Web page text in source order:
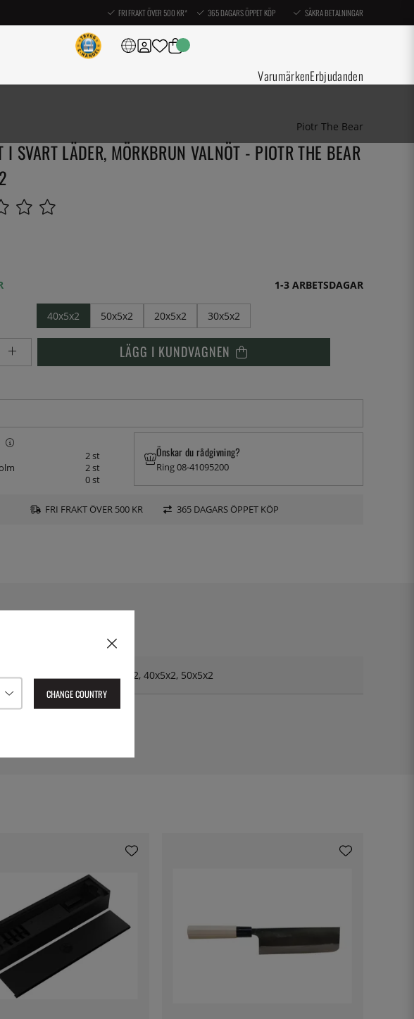
FRI FRAKT ÖVER 500 KR* 365 DAGARS ÖPPET KÖP SÄKRA BETALNINGAR
VarumärkenErbjudanden
Piotr The Bear
I SVART LÄDER, MÖRKBRUN VALNÖT - PIOTR THE BEAR
1-3 ARBETSDAGAR
40x5x2 50x5x2 20x5x2 30x5x2
LÄGG I KUNDVAGNEN
2 st
2 st
0 st
Önskar du rådgivning?
Ring 08-41095200
FRI FRAKT ÖVER 500 KR 365 DAGARS ÖPPET KÖP
20x5x2, 30x5x2, 40x5x2, 50x5x2
CHANGE COUNTRY